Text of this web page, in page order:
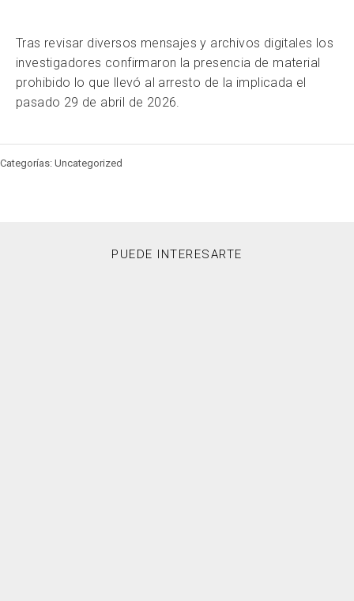
Tras revisar diversos mensajes y archivos digitales los
investigadores confirmaron la presencia de material
prohibido lo que llevó al arresto de la implicada el
pasado 29 de abril de 2026.
Categorías: Uncategorized
PUEDE INTERESARTE